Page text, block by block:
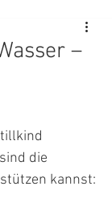
–
die
kannst: